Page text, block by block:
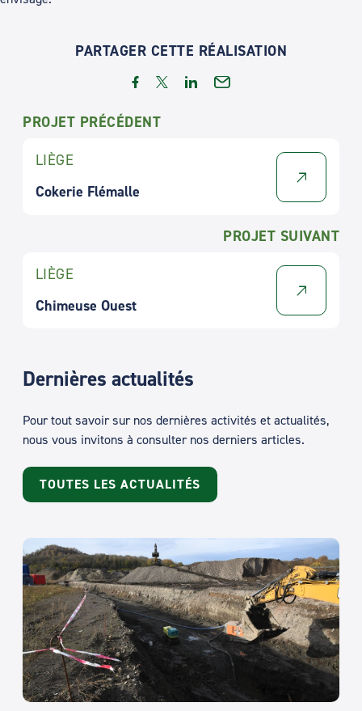
PARTAGER CETTE RÉALISATION
PROJET PRÉCÉDENT
LIÈGE
Cokerie Flémalle
PROJET SUIVANT
LIÈGE
Chimeuse Ouest
Dernières actualités
Pour tout savoir sur nos dernières activités et actualités,
nous vous invitons à consulter nos derniers articles.
TOUTES LES ACTUALITÉS